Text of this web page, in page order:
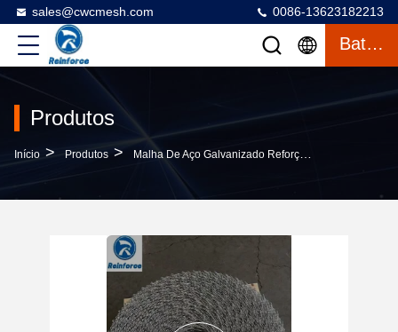
sales@cwcmesh.com 0086-13623182213
Bate-Papo
Produtos
Início > Produtos > Malha De Aço Galvanizado Reforçada Para Tubulação